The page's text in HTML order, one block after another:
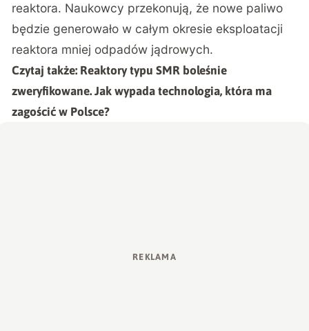
reaktora. Naukowcy przekonują, że nowe paliwo
będzie generowało w całym okresie eksploatacji
reaktora mniej odpadów jądrowych.
Czytaj także: Reaktory typu SMR boleśnie
zweryfikowane. Jak wypada technologia, która ma
zagościć w Polsce?